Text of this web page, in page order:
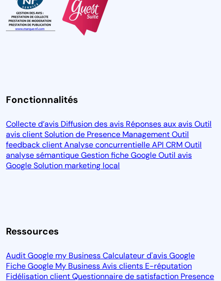
Fonctionnalités
Collecte d’avis Diffusion des avis Réponses aux avisOutil
avis clientSolution de Presence ManagementOutil
feedback clientAnalyse concurrentielleAPI CRMOutil
analyse sémantiqueGestion fiche GoogleOutil avis
GoogleSolution marketing local
Ressources
Audit Google my BusinessCalculateur d'avis Google
Fiche Google My BusinessAvis clients E-réputation
Fidélisation clientQuestionnaire de satisfaction Presence